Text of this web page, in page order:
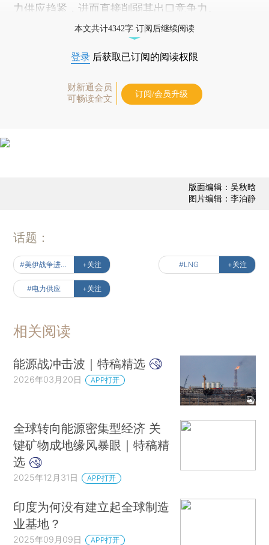
力供应趋紧，进而直接削弱其出口竞争力。
本文共计4342字 订阅后继续阅读
登录 后获取已订阅的阅读权限
财新通会员
可畅读全文
订阅/会员升级
版面编辑：吴秋晗
图片编辑：李泊静
话题：
+关注 #LNG +关注
#电力供应 +关注
相关阅读
能源战冲击波｜特稿精选
2026年03月20日 APP打开
全球转向能源密集型经济 关
键矿物成地缘风暴眼｜特稿精
选
2025年12月31日 APP打开
印度为何没有建立起全球制造
业基地？
2025年09月09日 APP打开